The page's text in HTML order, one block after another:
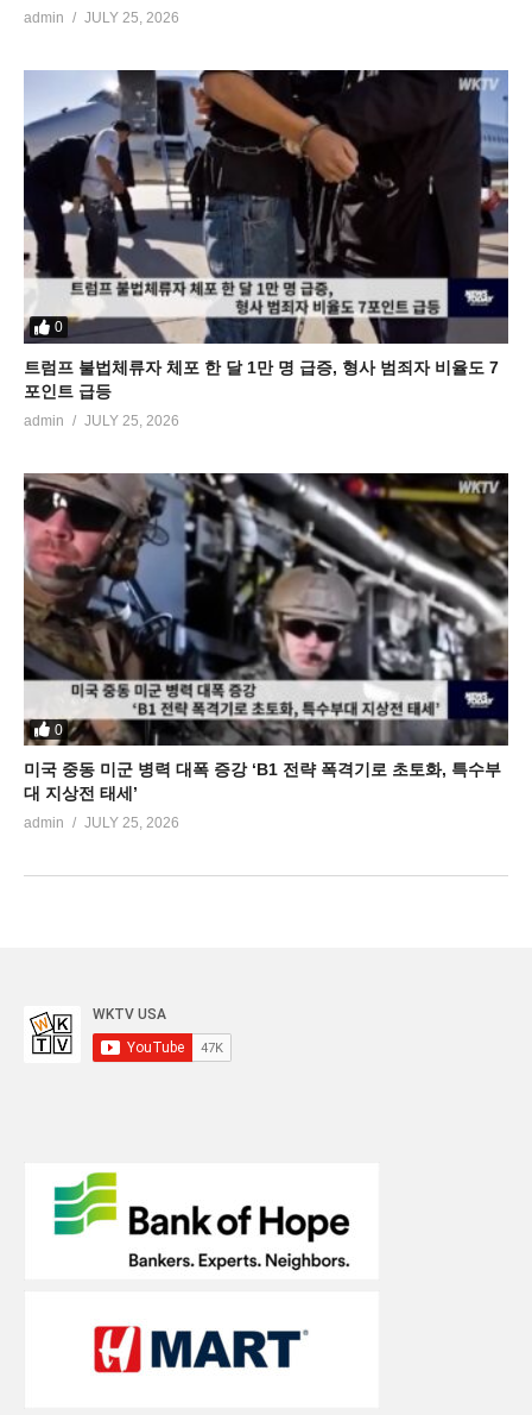
admin JULY 25, 2026
0
트럼프 불법체류자 체포 한 달 1만 명 급증, 형사 범죄자 비율도 7
포인트 급등
admin JULY 25, 2026
0
미국 중동 미군 병력 대폭 증강 ‘B1 전략 폭격기로 초토화, 특수부
대 지상전 태세’
admin JULY 25, 2026